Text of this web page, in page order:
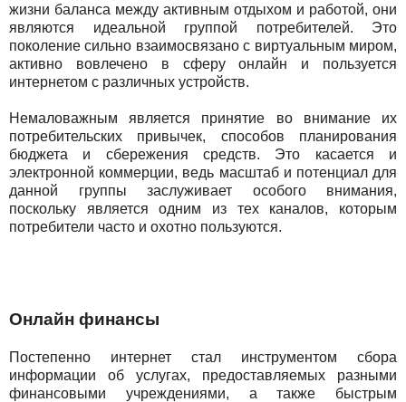
жизни баланса между активным отдыхом и работой, они
являются идеальной группой потребителей. Это
поколение сильно взаимосвязано с виртуальным миром,
активно вовлечено в сферу онлайн и пользуется
интернетом с различных устройств.
Немаловажным является принятие во внимание их
потребительских привычек, способов планирования
бюджета и сбережения средств. Это касается и
электронной коммерции, ведь масштаб и потенциал для
данной группы заслуживает особого внимания,
поскольку является одним из тех каналов, которым
потребители часто и охотно пользуются.
Онлайн финансы
Постепенно интернет стал инструментом сбора
информации об услугах, предоставляемых разными
финансовыми учреждениями, а также быстрым